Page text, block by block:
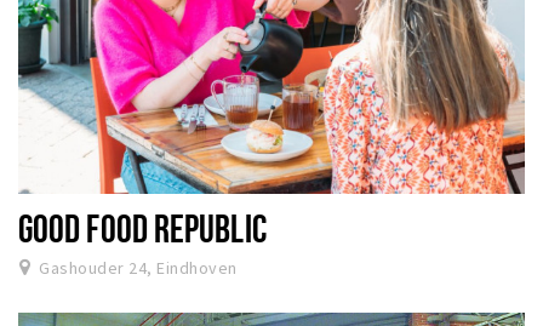
GOOD FOOD REPUBLIC
Gashouder 24, Eindhoven